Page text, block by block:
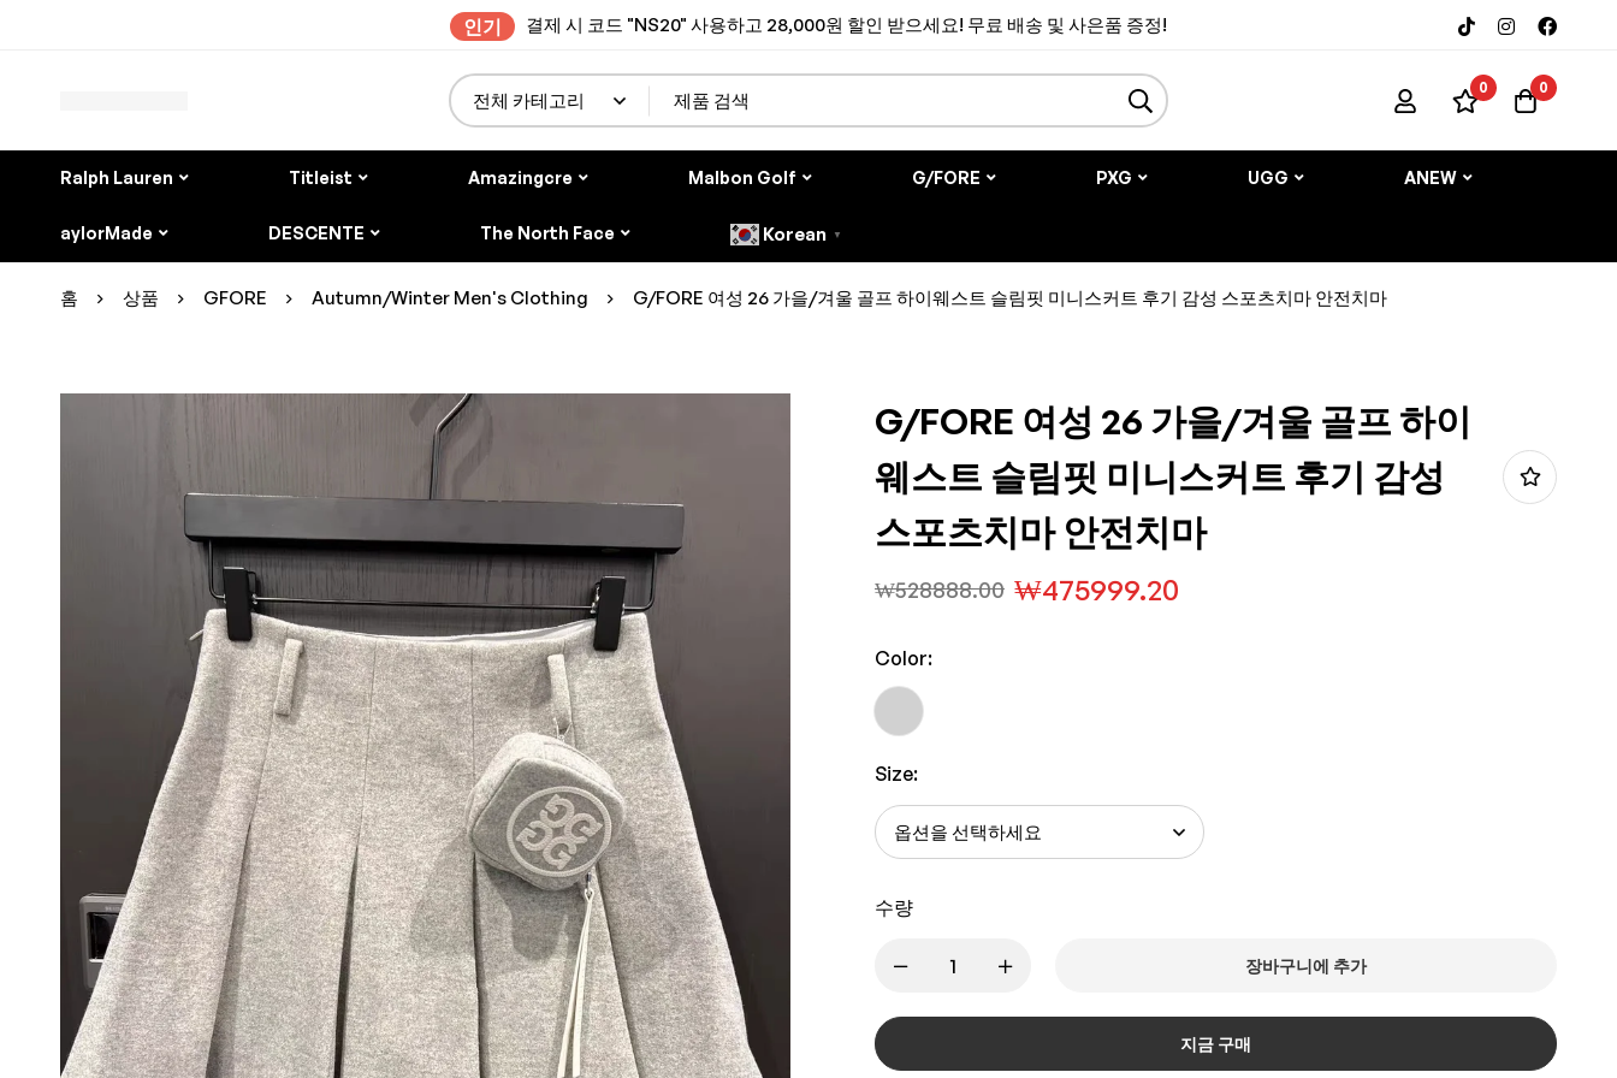
인기 결제 시 코드 "NS20" 사용하고 28,000원 할인 받으세요! 무료 배송 및 사은품 증정!
0 0
Ralph Lauren Titleist Amazingcre Malbon Golf G/FORE PXG UGG ANEW
aylorMade DESCENTE The North Face Korean ▼
홈 상품 GFORE Autumn/Winter Men's Clothing G/FORE 여성 26 가을/겨울 골프 하이웨스트 슬림핏 미니스커트 후기 감성 스포츠치마 안전치마
G/FORE 여성 26 가을/겨울 골프 하이
웨스트 슬림핏 미니스커트 후기 감성
스포츠치마 안전치마
₩528888.00 ₩475999.20
Color:
Size:
수량
장바구니에 추가
지금 구매